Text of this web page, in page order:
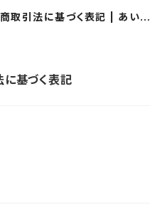
取引法に基づく表記 | あいす
基づく表記